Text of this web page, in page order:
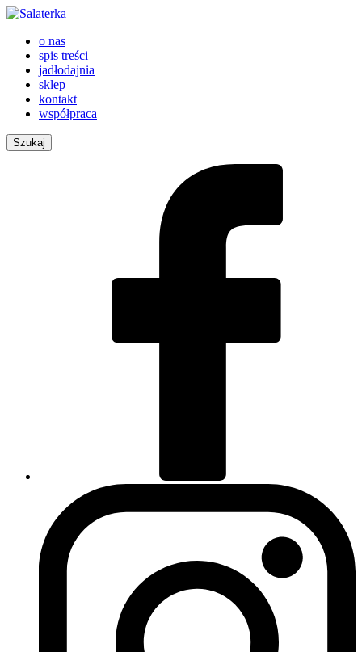
o nas
spis treści
jadłodajnia
sklep
kontakt
współpraca
Szukaj